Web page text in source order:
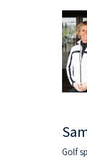
Golf